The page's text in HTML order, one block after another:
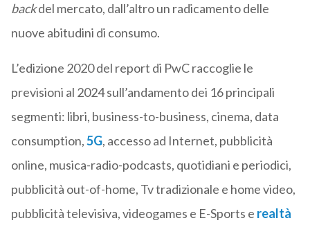
backdel mercato, dall’altro un radicamento delle
nuove abitudini di consumo.
L’edizione 2020 del report di PwC raccoglie le
previsioni al 2024 sull’andamento dei 16 principali
segmenti: libri, business-to-business, cinema, data
consumption,5G, accesso ad Internet, pubblicità
online, musica-radio-podcasts, quotidiani e periodici,
pubblicità out-of-home, Tv tradizionale e home video,
pubblicità televisiva, videogames e E-Sports e realtà